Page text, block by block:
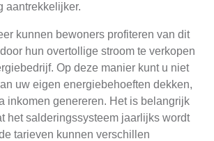
aantrekkelijker.
kunnen bewoners profiteren van dit
hun overtollige stroom te verkopen
Op deze manier kunt u niet
uw eigen energiebehoeften dekken,
inkomen genereren. Het is belangrijk
het salderingssysteem jaarlijks wordt
tarieven kunnen verschillen